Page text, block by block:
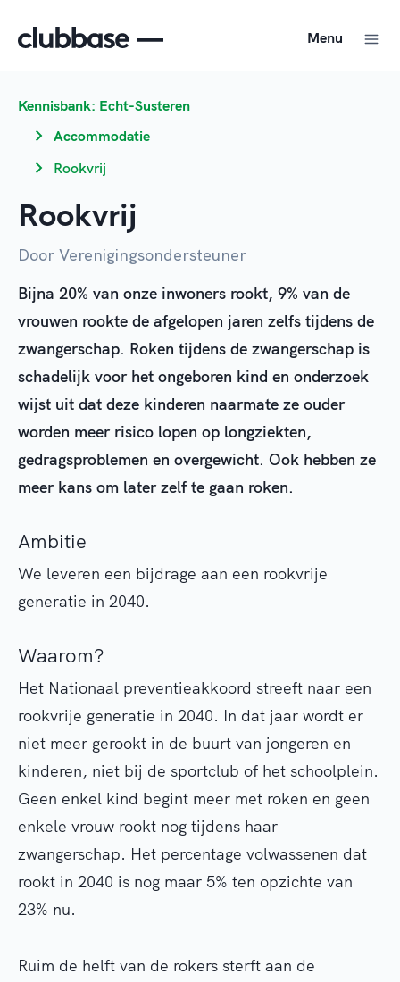
Menu
Kennisbank: Echt-Susteren
Accommodatie
Rookvrij
Rookvrij
Door Verenigingsondersteuner
Bijna 20% van onze inwoners rookt, 9% van de
vrouwen rookte de afgelopen jaren zelfs tijdens de
zwangerschap. Roken tijdens de zwangerschap is
schadelijk voor het ongeboren kind en onderzoek
wijst uit dat deze kinderen naarmate ze ouder
worden meer risico lopen op longziekten,
gedragsproblemen en overgewicht. Ook hebben ze
meer kans om later zelf te gaan roken.
Ambitie
We leveren een bijdrage aan een rookvrije
generatie in 2040.
Waarom?
Het Nationaal preventieakkoord streeft naar een
rookvrije generatie in 2040. In dat jaar wordt er
niet meer gerookt in de buurt van jongeren en
kinderen, niet bij de sportclub of het schoolplein.
Geen enkel kind begint meer met roken en geen
enkele vrouw rookt nog tijdens haar
zwangerschap. Het percentage volwassenen dat
rookt in 2040 is nog maar 5% ten opzichte van
23% nu.
Ruim de helft van de rokers sterft aan de